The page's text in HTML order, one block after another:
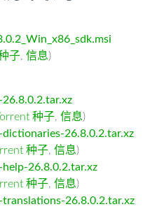
子, 信息)
26.8.0.2.tar.xz
种子, 信息)
dictionaries-26.8.0.2.tar.xz
种子, 信息)
help-26.8.0.2.tar.xz
种子, 信息)
translations-26.8.0.2.tar.xz